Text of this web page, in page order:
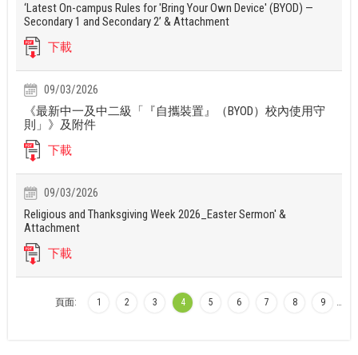
‘Latest On-campus Rules for 'Bring Your Own Device' (BYOD) —
Secondary 1 and Secondary 2’ & Attachment
下載
09/03/2026
《最新中一及中二級「『自攜裝置』（BYOD）校內使用守
則」》及附件
下載
09/03/2026
Religious and Thanksgiving Week 2026_Easter Sermon' &
Attachment
下載
頁面: 1 2 3 4 5 6 7 8 9 …